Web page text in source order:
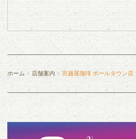
ホーム 店舗案内 宮越屋珈琲 ポールタウン店